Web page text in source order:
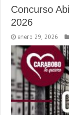
Concurso
2026
enero 29, 2026